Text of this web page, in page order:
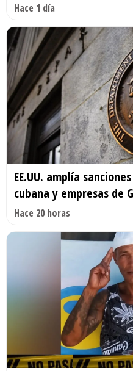
Hace 1 día
EE.UU. amplía
cubana y empresas de
Hace 20 horas